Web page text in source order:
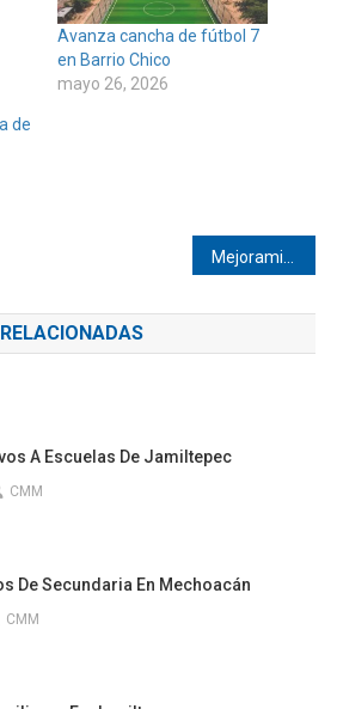
Avanza cancha de fútbol 7
en Barrio Chico
mayo 26, 2026
de
A Escuelas De Jamiltepec
CMM
De Secundaria En Mechoacán
CMM